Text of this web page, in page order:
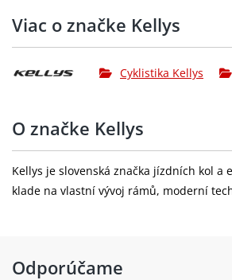
Přehazovačka:
Brzdové páky:
Brzdové kotouče:
Kazeta:
Kliky:
Viac o značke Kellys
Cyklistika Kellys
O značke Kellys
Kellys je slovenská značka jízdních kol
klade na vlastní vývoj rámů, moderní
Odporúčame